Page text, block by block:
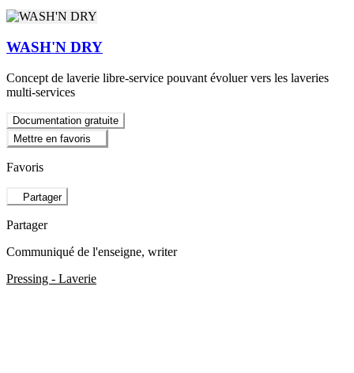
WASH'N DRY
Concept de laverie libre-service pouvant évoluer vers les laveries
multi-services
Documentation gratuite
Mettre en favoris
Favoris
Partager
Partager
Communiqué de l'enseigne, writer
Pressing - Laverie